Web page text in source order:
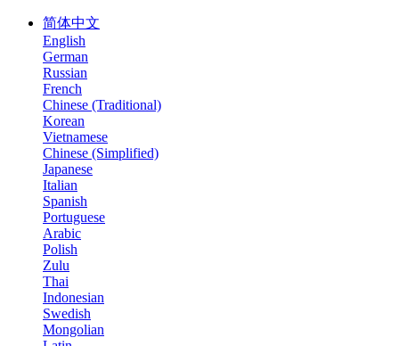
简体中文
English
German
Russian
French
Chinese (Traditional)
Korean
Vietnamese
Chinese (Simplified)
Japanese
Italian
Spanish
Portuguese
Arabic
Polish
Zulu
Thai
Indonesian
Swedish
Mongolian